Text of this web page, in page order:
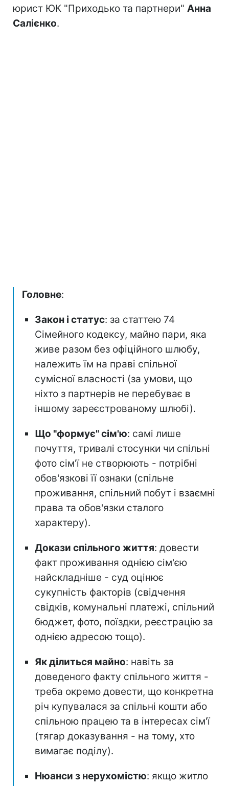
юрист ЮК "Приходько та партнери" Анна
Салієнко.
Головне:
Закон і статус: за статтею 74
Сімейного кодексу, майно пари, яка
живе разом без офіційного шлюбу,
належить їм на праві спільної
сумісної власності (за умови, що
ніхто з партнерів не перебуває в
іншому зареєстрованому шлюбі).
Що "формує" сім'ю: самі лише
почуття, тривалі стосунки чи спільні
фото сім'ї не створюють - потрібні
обов'язкові її ознаки (спільне
проживання, спільний побут і взаємні
права та обов'язки сталого
характеру).
Докази спільного життя: довести
факт проживання однією сім'єю
найскладніше - суд оцінює
сукупність факторів (свідчення
свідків, комунальні платежі, спільний
бюджет, фото, поїздки, реєстрацію за
однією адресою тощо).
Як ділиться майно: навіть за
доведеного факту спільного життя -
треба окремо довести, що конкретна
річ купувалася за спільні кошти або
спільною працею та в інтересах сім'ї
(тягар доказування - на тому, хто
вимагає поділу).
Нюанси з нерухомістю: якщо житло